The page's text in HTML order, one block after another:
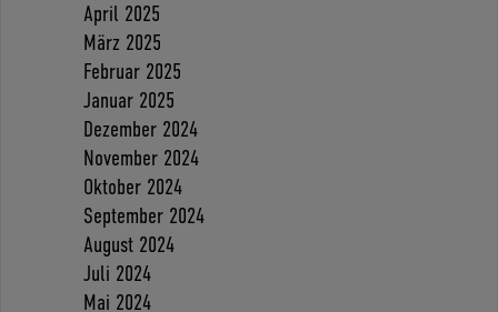
April 2025
März 2025
Februar 2025
Januar 2025
Dezember 2024
November 2024
Oktober 2024
September 2024
August 2024
Juli 2024
Mai 2024